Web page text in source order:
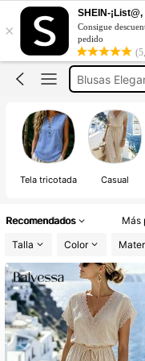
×
SHEIN-
Consigue
pedido
Blusss
Blusas
Blusa
Blusss Bonitas
Tela tricotada Casual
Recomendados Más
Talla
Color